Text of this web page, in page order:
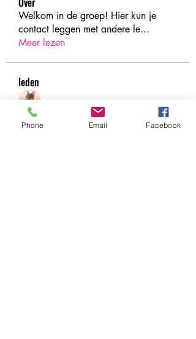
Welkom in de groep! Hier kun je
contact leggen met andere le...
Meer lezen
leden
Under Amour Volgen
Phone Email Facebook